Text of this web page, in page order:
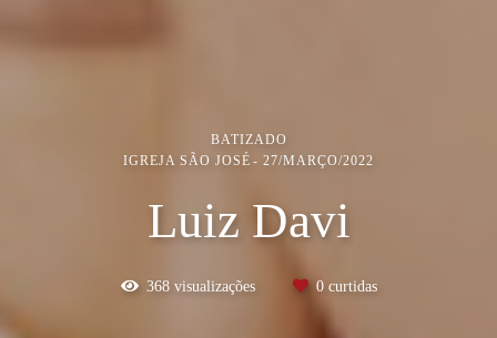
BATIZADO
IGREJA SÃO JOSÉ
27/MARÇO/2022
Luiz Davi
368visualizações 0curtidas